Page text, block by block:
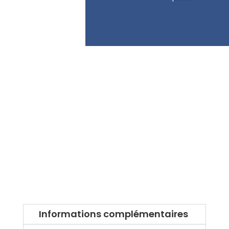
Informations complémentaires